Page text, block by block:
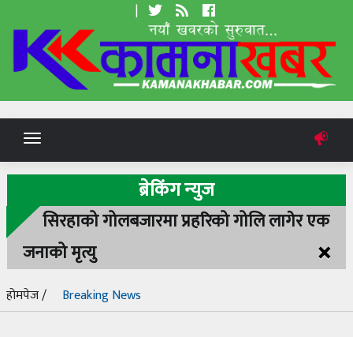
|
Toggle
navigation
ब्रेकिंग न्युज
सिरहाको गोलबजारमा प्रहरिको गोलि लागेर एक
जनाको मृत्यु
×
होमपेज / Breaking News